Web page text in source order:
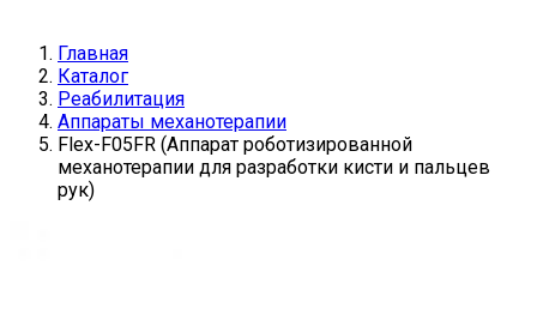
Главная
Каталог
Реабилитация
Аппараты механотерапии
Flex-F05FR (Аппарат роботизированной
механотерапии для разработки кисти и пальцев
рук)